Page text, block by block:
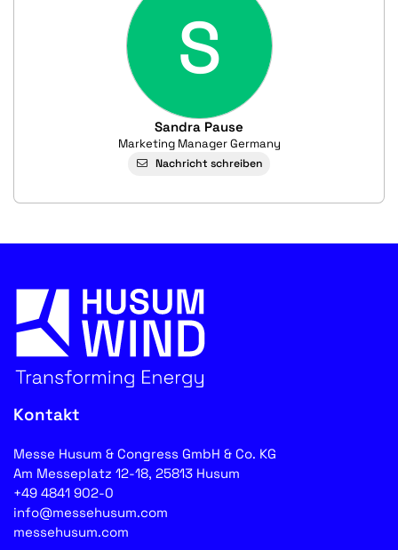
S
Sandra Pause
Marketing Manager Germany
Nachricht schreiben
Kontakt
Messe Husum & Congress GmbH & Co. KG
Am Messeplatz 12-18, 25813 Husum
+49 4841 902-0
info@messehusum.com
messehusum.com